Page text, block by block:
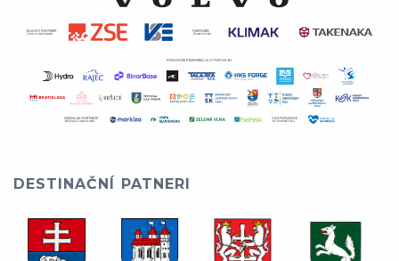
DESTINAČNÍ PATNERI